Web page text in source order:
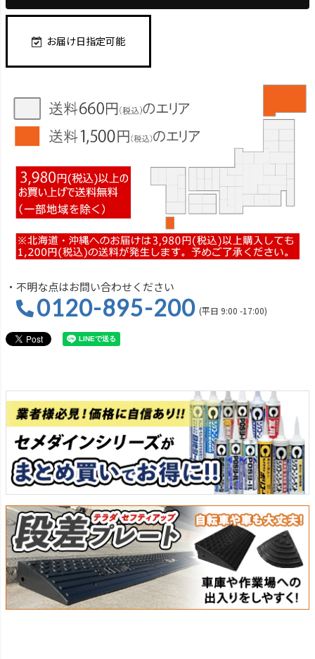
お届け日指定可能
・不明な点はお問い合わせください
0120-895-200 (平日 9:00 -17:00)